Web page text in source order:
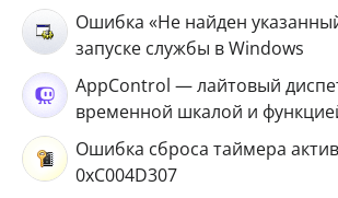
Ошибка «Не найден
запуске службы в Windows
AppControl — лайтовый
временной шкалой и
Ошибка сброса таймера
0xC004D307